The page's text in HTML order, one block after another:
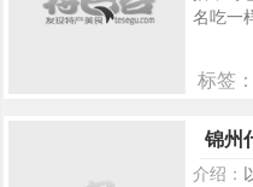
名吃一
标签：
锦州
介绍：